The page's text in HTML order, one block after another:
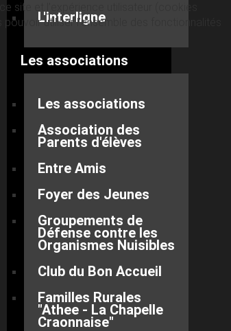
L'interligne
Les associations
Les associations
Association des
Parents d'élèves
Entre Amis
Foyer des Jeunes
Groupements de
Défense contre les
Organismes Nuisibles
Club du Bon Accueil
Familles Rurales
"Athee - La Chapelle
Craonnaise"
site et l’expérience utilisateur (cookies
utiliser l’ensemble des fonctionnalités